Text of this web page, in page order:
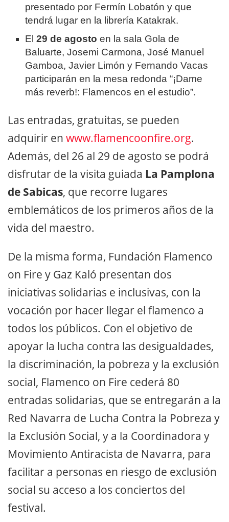
presentado por Fermín Lobatón y que
tendrá lugar en la librería Katakrak.
El 29 de agosto en la sala Gola de
Baluarte, Josemi Carmona, José Manuel
Gamboa, Javier Limón y Fernando Vacas
participarán en la mesa redonda “¡Dame
más reverb!: Flamencos en el estudio”.
Las entradas, gratuitas, se pueden
adquirir en www.flamencoonfire.org.
Además, del 26 al 29 de agosto se podrá
disfrutar de la visita guiada La Pamplona
de Sabicas, que recorre lugares
emblemáticos de los primeros años de la
vida del maestro.
De la misma forma, Fundación Flamenco
on Fire y Gaz Kaló presentan dos
iniciativas solidarias e inclusivas, con la
vocación por hacer llegar el flamenco a
todos los públicos. Con el objetivo de
apoyar la lucha contra las desigualdades,
la discriminación, la pobreza y la exclusión
social, Flamenco on Fire cederá 80
entradas solidarias, que se entregarán a la
Red Navarra de Lucha Contra la Pobreza y
la Exclusión Social, y a la Coordinadora y
Movimiento Antiracista de Navarra, para
facilitar a personas en riesgo de exclusión
social su acceso a los conciertos del
festival.